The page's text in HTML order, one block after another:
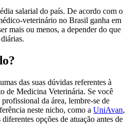
salarial do país. De acordo com o
veterinário no Brasil ganha em
mais ou menos, a depender do que
das suas dúvidas referentes à
de Medicina Veterinária. Se você
da área, lembre-se de
neste nicho, como a UniAvan,
opções de atuação antes de